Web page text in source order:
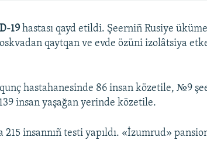
19 hastası qayd etildi. Şeerniñ Rusiye
qaytqan ve evde özüni izolâtsiya
hastahanesinde 86 insan közetile, №9
insan yaşağan yerinde közetile.
insannıñ testi yapıldı. «İzumrud»